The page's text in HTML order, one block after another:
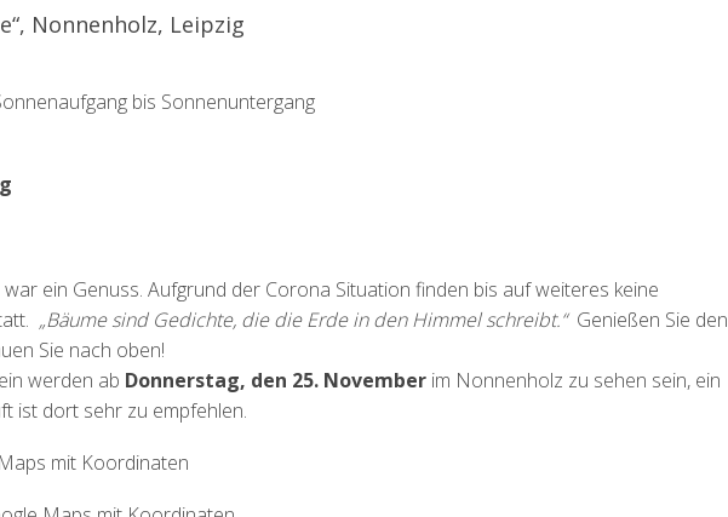
Nonnenholz, Leipzig
bis Sonnenuntergang
ein Genuss. Aufgrund der Corona Situation finden bis auf weiteres keine
„Bäume sind Gedichte, die die Erde in den Himmel schreibt.“ Genießen Sie den
Sie nach oben!
werden ab Donnerstag, den 25. Novemberim Nonnenholz zu sehen sein, ein
ist dort sehr zu empfehlen.
mit Koordinaten